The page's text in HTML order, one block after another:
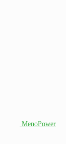
MenoPower